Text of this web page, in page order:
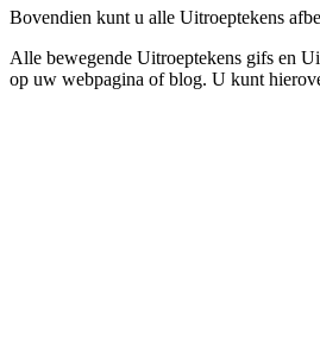
Bovendien kunt u alle Uitroeptekens
Alle bewegende Uitroeptekens gifs en
op uw webpagina of blog. U kunt